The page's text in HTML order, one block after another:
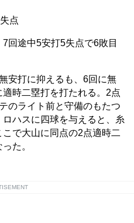
点
回途中5安打5失点で6敗目
安打に抑えるも、6回に無
時二塁打を打たれる。2点
のライト前と守備のもたつ
ハスに四球を与えると、糸
で大山に同点の2点適時二
た。